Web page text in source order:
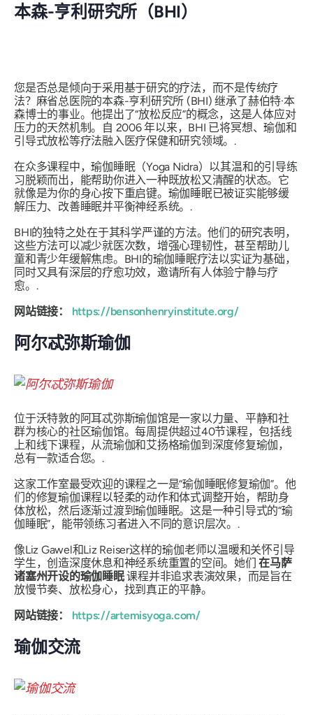
本森-亨利研究所（BHI）
您是否总是倾向于采用基于研究的疗法，而不是传统疗
法？麻省总医院的本森-亨利研究所 (BHI) 继承了赫伯特·本
森博士的事业。他提出了“放松反应”的概念，这是人体应对
压力的天然机制。自 2006 年以来，BHI 已将冥想、瑜伽和
引导式放松等疗法融入医疗保健和研究领域。.
在众多课程中，瑜伽睡眠（Yoga Nidra）以其温和的引导练
习脱颖而出，能帮助你进入一种既放松又清醒的状态。它
就像是为你的身心按下重启键。瑜伽睡眠已被证实能够缓
解压力、改善睡眠并平衡神经系统。.
BHI的独特之处在于其科学严谨的方法。他们的研究表明，
这些方法可以减少就医次数，增强心理韧性，甚至帮助儿
童和青少年缓解焦虑。BHI的瑜伽睡眠疗法以实证为基础，
同时又具有深层的疗愈功效，邀请所有人体验宁静与疗
愈。.
网站链接：
https://bensonhenryinstitute.org/
阿尔忒弥斯瑜伽
位于沃特敦的阿耳忒弥斯瑜伽馆是一家以力量、平静和社
群为核心的社区瑜伽馆。每周提供超过40节课程，包括线
上和线下课程，从流瑜伽和艾扬格瑜伽到深度修复瑜伽，
总有一款适合您。.
这家工作室最受欢迎的课程之一是“瑜伽睡眠修复瑜伽”。他
们的修复瑜伽课程以轻柔的动作和体式调整开始，帮助身
体放松，然后逐渐过渡到瑜伽睡眠。这是一种引导式的“瑜
伽睡眠”，能带领练习者进入不同的意识层次。.
像Liz Gawel和Liz Reiser这样的瑜伽老师以温暖和关怀引导
学生，创造深度休息和神经系统重置的空间。她们在马萨
诸塞州开设的瑜伽睡眠课程并非追求表演效果，而是旨在
放慢节奏、放松身心，找到真正的平静。
网站链接：
https://artemisyoga.com/
瑜伽交流